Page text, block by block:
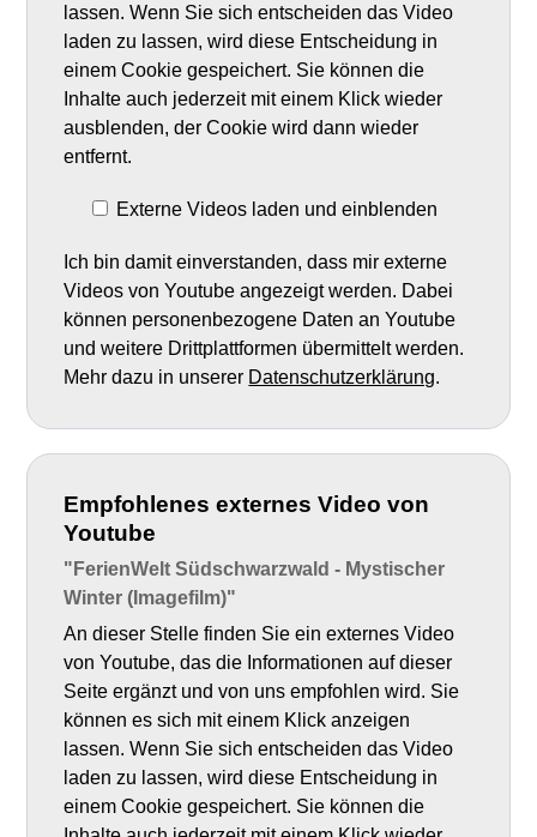
lassen. Wenn Sie sich entscheiden das Video
laden zu lassen, wird diese Entscheidung in
einem Cookie gespeichert. Sie können die
Inhalte auch jederzeit mit einem Klick wieder
ausblenden, der Cookie wird dann wieder
entfernt.
Externe Videos laden und einblenden
Ich bin damit einverstanden, dass mir externe
Videos von Youtube angezeigt werden. Dabei
können personenbezogene Daten an Youtube
und weitere Drittplattformen übermittelt werden.
Mehr dazu in unserer Datenschutzerklärung.
Empfohlenes externes Video von
Youtube
"FerienWelt Südschwarzwald - Mystischer
Winter (Imagefilm)"
An dieser Stelle finden Sie ein externes Video
von Youtube, das die Informationen auf dieser
Seite ergänzt und von uns empfohlen wird. Sie
können es sich mit einem Klick anzeigen
lassen. Wenn Sie sich entscheiden das Video
laden zu lassen, wird diese Entscheidung in
einem Cookie gespeichert. Sie können die